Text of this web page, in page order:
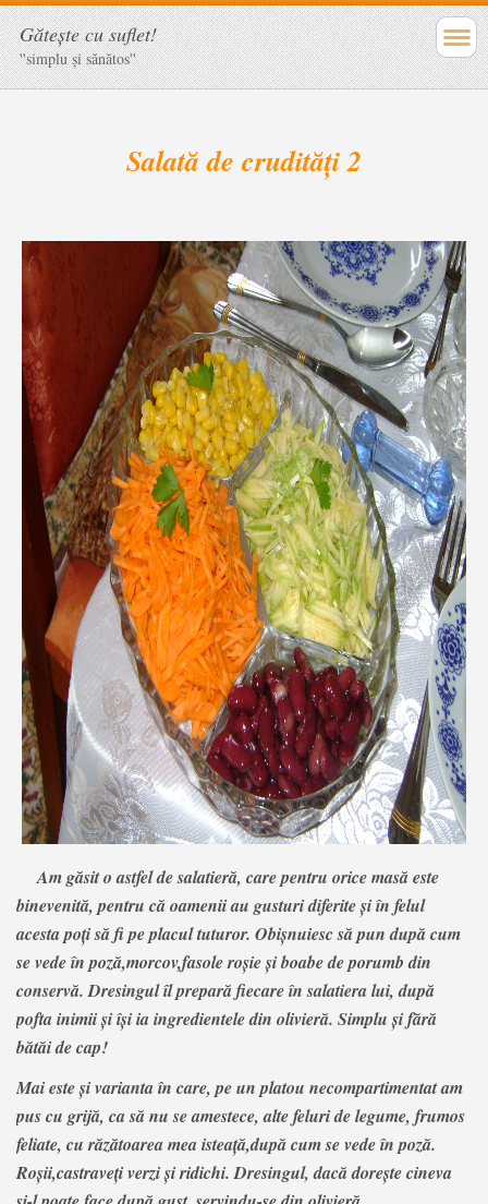
Găteşte cu suflet!
''simplu şi sănătos''
Salată de crudități 2
Am găsit o astfel de salatieră, care pentru orice masă este
binevenită, pentru că oamenii au gusturi diferite și în felul
acesta poți să fi pe placul tuturor. Obișnuiesc să pun după cum
se vede în poză,morcov,fasole roșie și boabe de porumb din
conservă. Dresingul îl prepară fiecare în salatiera lui, după
pofta inimii și își ia ingredientele din olivieră. Simplu și fără
bătăi de cap!
Mai este și varianta în care, pe un platou necompartimentat am
pus cu grijă, ca să nu se amestece, alte feluri de legume, frumos
feliate, cu răzătoarea mea isteață,după cum se vede în poză.
Roșii,castraveți verzi și ridichi. Dresingul, dacă dorește cineva